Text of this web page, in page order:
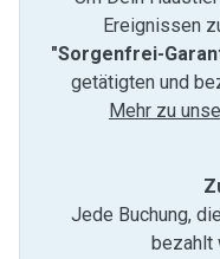
Ereignissen
"Sorgenfrei-
getätigten und
Mehr zu
Jede Buchung,
bezahlt